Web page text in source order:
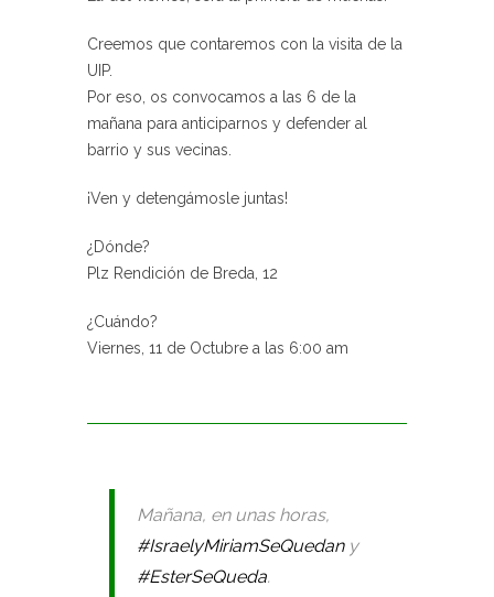
Creemos que contaremos con la visita de la
UIP.
Por eso, os convocamos a las 6 de la
mañana para anticiparnos y defender al
barrio y sus vecinas.
¡Ven y detengámosle juntas!
¿Dónde?
Plz Rendición de Breda, 12
¿Cuándo?
Viernes, 11 de Octubre a las 6:00 am
Mañana, en unas horas,
#IsraelyMiriamSeQuedany
#EsterSeQueda.